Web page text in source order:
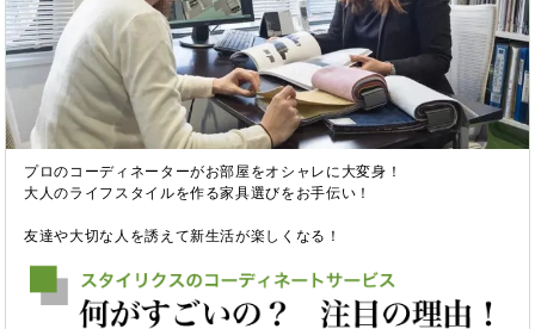
プロのコーディネーターがお部屋をオシャレに大変身！
大人のライフスタイルを作る家具選びをお手伝い！
友達や大切な人を誘えて新生活が楽しくなる！